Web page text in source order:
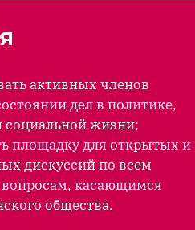
активных членов
дел в политике,
социальной жизни;
площадку для открытых и
дискуссий по всем
касающимся
общества.